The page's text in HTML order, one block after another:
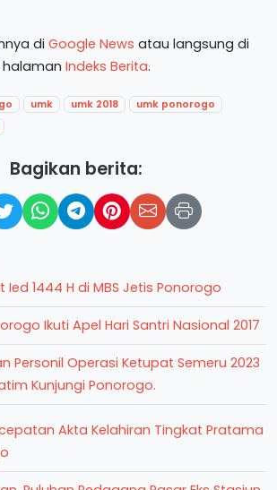
di Google News atau langsung di
halaman Indeks Berita.
umk umk 2018
umk ponorogo
Bagikan berita:
Ied 1444 H di MBS Jetis Ponorogo
Ikuti Apel Hari Santri Nasional 2017
Personil Operasi Ketupat Semeru 2023
Kunjungi Ponorogo.
Akta Kelahiran Tingkat Pratama